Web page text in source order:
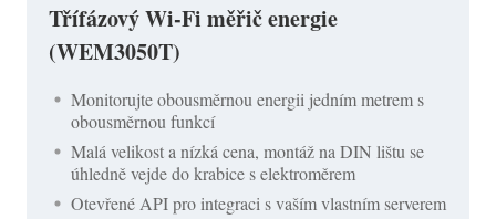
Třífázový Wi-Fi měřič energie
(WEM3050T)
Monitorujte obousměrnou energii jedním metrem s
obousměrnou funkcí
Malá velikost a nízká cena, montáž na DIN lištu se
úhledně vejde do krabice s elektroměrem
Otevřené API pro integraci s vaším vlastním serverem